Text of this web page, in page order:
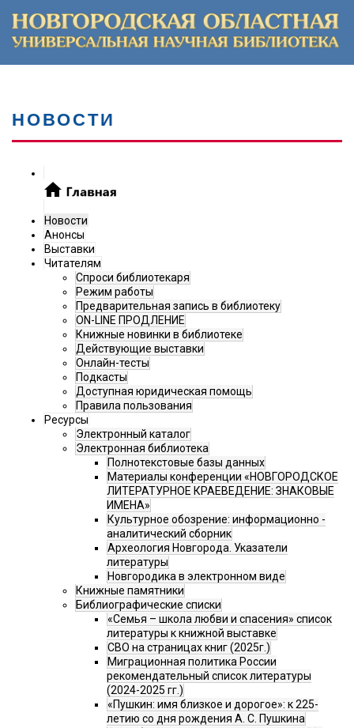
НОВОСТИ
Новости
Анонсы
Выставки
Читателям
Спроси библиотекаря
Режим работы
Предварительная запись в библиотеку
ON-LINE ПРОДЛЕНИЕ
Книжные новинки в библиотеке
Действующие выставки
Онлайн-тесты
Подкасты
Доступная юридическая помощь
Правила пользования
Ресурсы
Электронный каталог
Электронная библиотека
Полнотекстовые базы данных
Материалы конференции «НОВГОРОДСКОЕ
ЛИТЕРАТУРНОЕ КРАЕВЕДЕНИЕ: ЗНАКОВЫЕ
ИМЕНА»
Культурное обозрение: информационно -
аналитический сборник
Археология Новгорода. Указатели
литературы
Новгородика в электронном виде
Книжные памятники
Библиографические списки
«Семья – школа любви и спасения» список
литературы к книжной выставке
СВО на страницах книг (2025г.)
Миграционная политика России
рекомендательный список литературы
(2024-2025 гг.)
«Пушкин: имя близкое и дорогое»: к 225-
летию со дня рождения А. С. Пушкина